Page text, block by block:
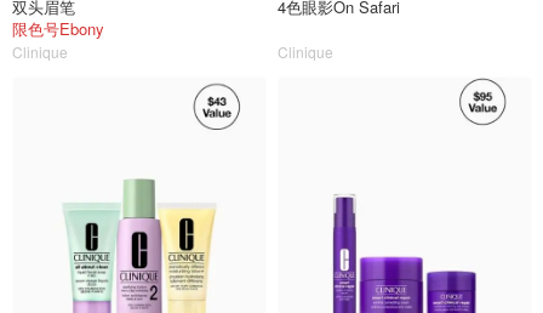
双头眉笔
限色号Ebony
Clinique
4色眼影On Safari
Clinique